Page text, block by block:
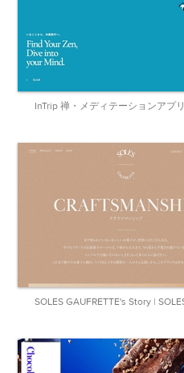
InTrip 禅・メディテーションアプリ